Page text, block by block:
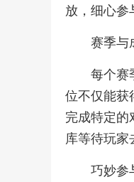
放，细心参
赛季与
每个赛
位不仅能获
完成特定的
库等待玩家
巧妙参